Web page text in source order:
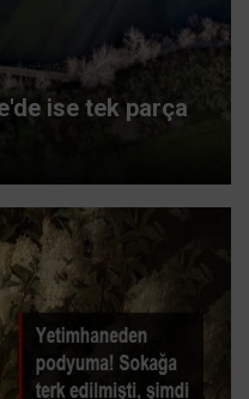
ise tek parça